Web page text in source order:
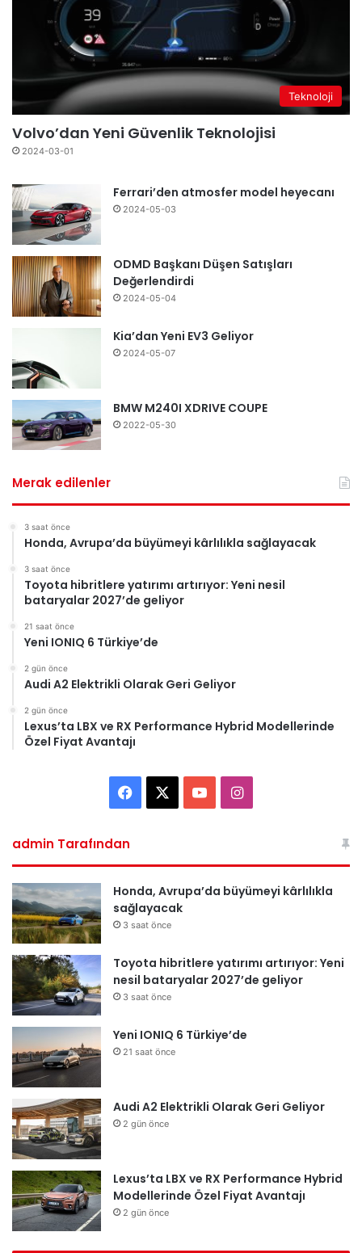
Teknoloji
Volvo’dan Yeni Güvenlik Teknolojisi
2024-03-01
Ferrari’den atmosfer model heyecanı
2024-05-03
ODMD Başkanı Düşen Satışları
Değerlendirdi
2024-05-04
Kia’dan Yeni EV3 Geliyor
2024-05-07
BMW M240I XDRIVE COUPE
2022-05-30
Merak edilenler
3 saat önce
Honda, Avrupa’da büyümeyi kârlılıkla sağlayacak
3 saat önce
Toyota hibritlere yatırımı artırıyor: Yeni nesil
bataryalar 2027’de geliyor
21 saat önce
Yeni IONIQ 6 Türkiye’de
2 gün önce
Audi A2 Elektrikli Olarak Geri Geliyor
2 gün önce
Lexus’ta LBX ve RX Performance Hybrid Modellerinde
Özel Fiyat Avantajı
Facebook YouTubeInstagram
admin Tarafından
Honda, Avrupa’da büyümeyi kârlılıkla
sağlayacak
3 saat önce
Toyota hibritlere yatırımı artırıyor: Yeni
nesil bataryalar 2027’de geliyor
3 saat önce
Yeni IONIQ 6 Türkiye’de
21 saat önce
Audi A2 Elektrikli Olarak Geri Geliyor
2 gün önce
Lexus’ta LBX ve RX Performance Hybrid
Modellerinde Özel Fiyat Avantajı
2 gün önce